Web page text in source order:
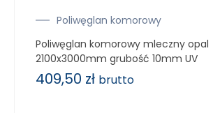
Poliwęglan komorowy
Poliwęglan komorowy mleczny opal
2100x3000mm grubość 10mm UV
409,50 zł brutto